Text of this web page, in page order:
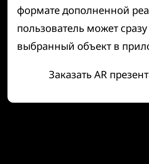
формате дополненной
пользователь может сразу
выбранный объект в
Заказать AR